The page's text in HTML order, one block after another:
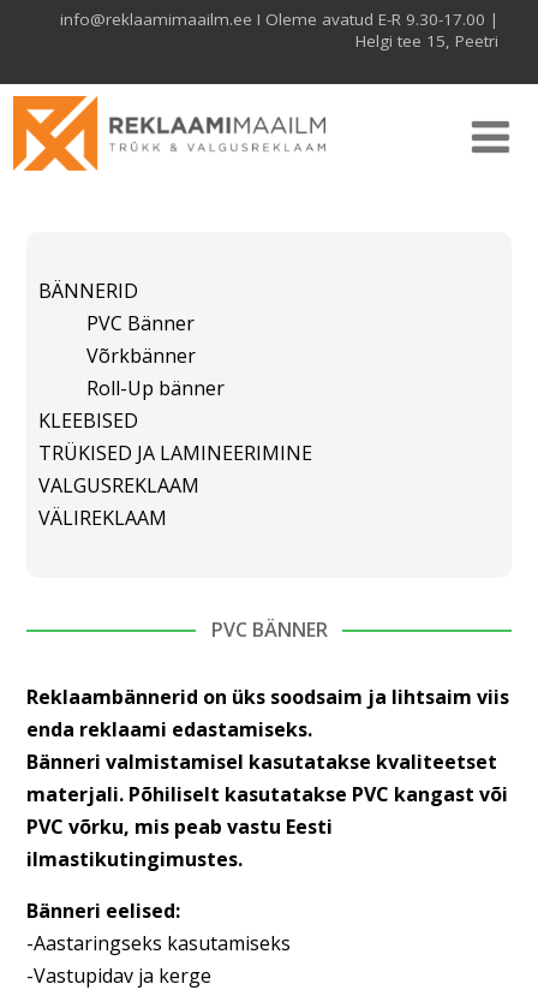
info@reklaamimaailm.ee I Oleme avatud E-R 9.30-17.00 |
Helgi tee 15, Peetri
BÄNNERID
PVC Bänner
Võrkbänner
Roll-Up bänner
KLEEBISED
TRÜKISED JA LAMINEERIMINE
VALGUSREKLAAM
VÄLIREKLAAM
PVC BÄNNER
Reklaambännerid on üks soodsaim ja lihtsaim viis
enda reklaami edastamiseks.
Bänneri valmistamisel kasutatakse kvaliteetset
materjali. Põhiliselt kasutatakse PVC kangast või
PVC võrku, mis peab vastu Eesti
ilmastikutingimustes.
Bänneri eelised:
-Aastaringseks kasutamiseks
-Vastupidav ja kerge